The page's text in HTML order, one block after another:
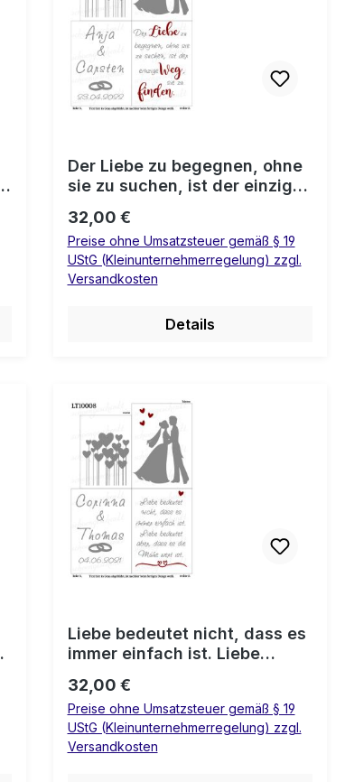
Der Liebe zu begegnen, ohne
sie zu suchen, ist der einzige
Hochzeit
Regulärer Preis:
32,00 €
Preise ohne Umsatzsteuer gemäß § 19
UStG (Kleinunternehmerregelung) zzgl.
Versandkosten
Details
Liebe bedeutet nicht, dass es
immer einfach ist. Liebe
Mühe wert ist.💍 Laterne
Hochzeit
Regulärer Preis:
32,00 €
Preise ohne Umsatzsteuer gemäß § 19
UStG (Kleinunternehmerregelung) zzgl.
Versandkosten